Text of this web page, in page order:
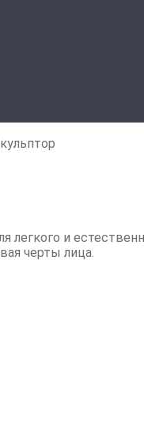
легкого и
черты лица.